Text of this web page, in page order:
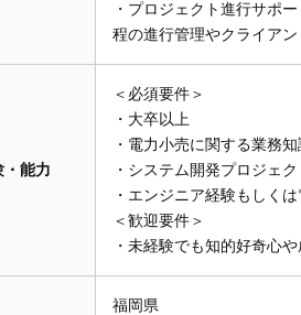
・プロジェクト進行サポ
程の進行管理やクライアン
・能力
＜必須要件＞
・大卒以上
・電力小売に関する業務
・システム開発プロジェ
・エンジニア経験もしく
＜歓迎要件＞
・未経験でも知的好奇心
福岡県